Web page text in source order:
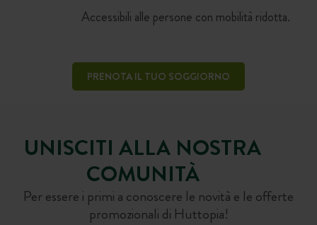
Accessibili alle persone con mobilità ridotta.
PRENOTA IL TUO SOGGIORNO
UNISCITI ALLA NOSTRA
COMUNITÀ
Per essere i primi a conoscere le novità e le offerte
promozionali di Huttopia!